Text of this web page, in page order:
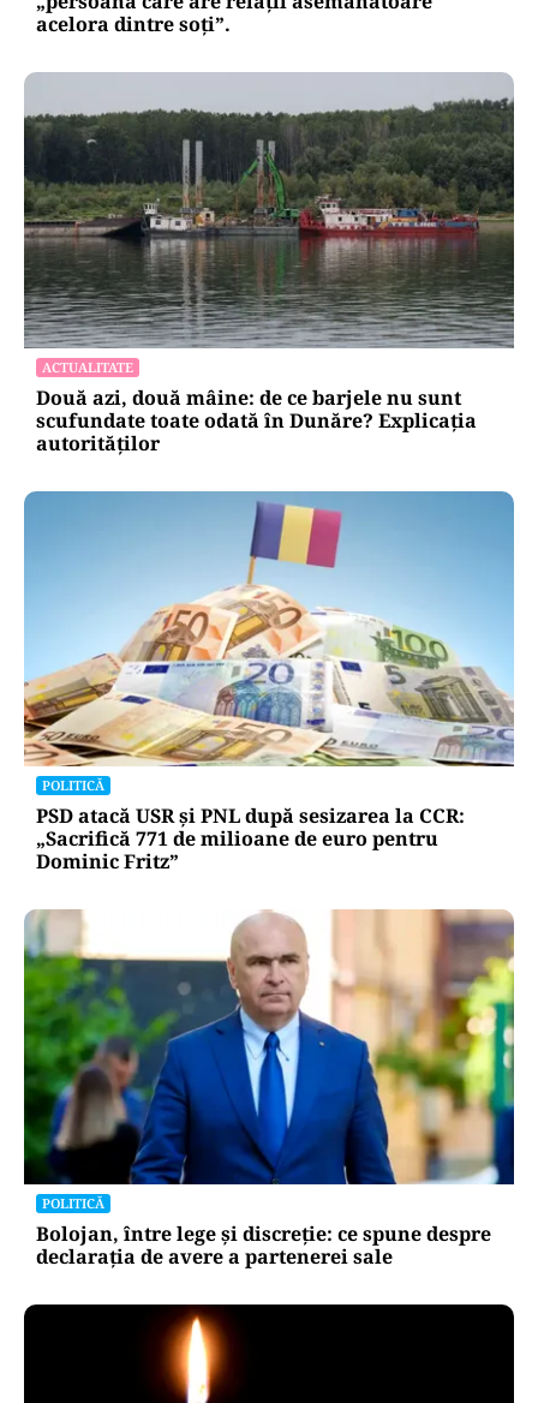
CULTURĂ
Dileme lingvistice: Parlamentul a legalizat
„persoana care are relații asemănătoare
acelora dintre soți”.
ACTUALITATE
Două azi, două mâine: de ce barjele nu sunt
scufundate toate odată în Dunăre? Explicația
autorităților
PSD atacă USR și PNL după sesizarea la CCR:
„Sacrifică 771 de milioane de euro pentru
Dominic Fritz”